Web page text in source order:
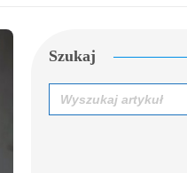
Szukaj
Search
for: